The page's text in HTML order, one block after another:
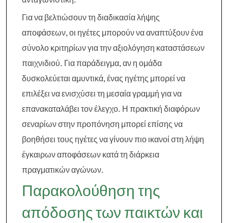
Για να βελτιώσουν τη διαδικασία λήψης
αποφάσεων, οι ηγέτες μπορούν να αναπτύξουν ένα
σύνολο κριτηρίων για την αξιολόγηση καταστάσεων
παιχνιδιού. Για παράδειγμα, αν η ομάδα
δυσκολεύεται αμυντικά, ένας ηγέτης μπορεί να
επιλέξει να ενισχύσει τη μεσαία γραμμή για να
επανακαταλάβει τον έλεγχο. Η πρακτική διαφόρων
σεναρίων στην προπόνηση μπορεί επίσης να
βοηθήσει τους ηγέτες να γίνουν πιο ικανοί στη λήψη
έγκαιρων αποφάσεων κατά τη διάρκεια
πραγματικών αγώνων.
Παρακολούθηση της
απόδοσης των παικτών και